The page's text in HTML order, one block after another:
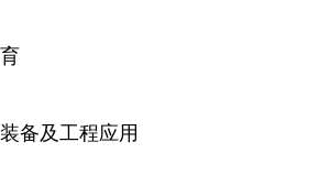
备及工程应用